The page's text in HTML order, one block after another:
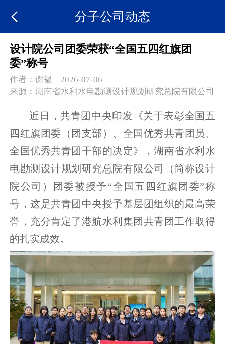
分子公司动态
设计院公司团委荣获“全国五四红旗团
委”称号
作者：谢韫
2026-07-06
来源：湖南省水利水电勘测设计规划研究总院有限公司
近日，共青团中央印发《关于表彰全国五
四红旗团委（团支部）、全国优秀共青团员、
全国优秀共青团干部的决定》，湖南省水利水
电勘测设计规划研究总院有限公司（简称设计
院公司）团委被授予“全国五四红旗团委”称
号，这是共青团中央授予基层团组织的最高荣
誉，充分肯定了港航水利集团共青团工作取得
的扎实成效。